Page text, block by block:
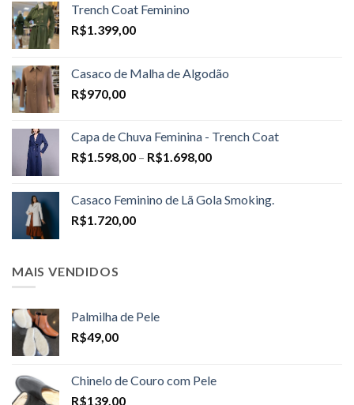
Trench Coat Feminino
R$1.399,00
Casaco de Malha de Algodão
R$970,00
Capa de Chuva Feminina - Trench Coat
R$1.598,00 – R$1.698,00Price
through
Casaco Feminino de Lã Gola Smoking.
R$1.720,00
MAIS VENDIDOS
Palmilha de Pele
R$49,00
Chinelo de Couro com Pele
R$139,00